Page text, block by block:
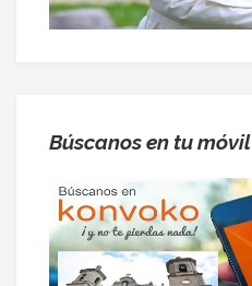
Búscanos en tu móvil